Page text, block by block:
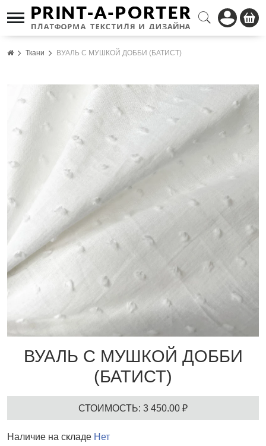
Ткани ВУАЛЬ С МУШКОЙ ДОББИ (БАТИСТ)
ВУАЛЬ С МУШКОЙ ДОББИ
(БАТИСТ)
СТОИМОСТЬ: 3 450.00 ₽
Наличие на складе Нет